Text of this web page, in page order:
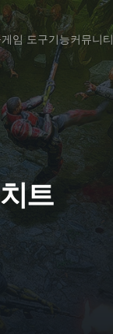
게임 도구기능커뮤니티
트